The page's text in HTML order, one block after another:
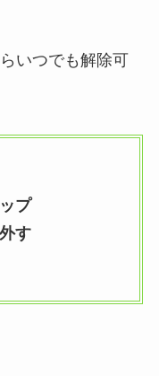
いつでも解除可
プ
す